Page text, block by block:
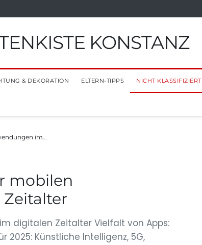
KONSTANZ
& DEKORATION ELTERN-TIPPS NICHT KLASSIFIZIERT
im…
mobilen
digitalen Zeitalter Vielfalt von Apps:
2025: Künstliche Intelligenz, 5G,